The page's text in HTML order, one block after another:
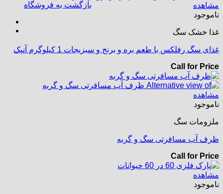
بازگشت به فروشگاه
مشاهده
ناموجود
غذا خشک سگ
غذای سگ رفلکس با طعم بره و برنج و سبزیجات 1 کیلوگرم آنپک
Call for Price
مشاهده
ناموجود
ملزومات سگ
ظرف آب مسافرتی سگ و گربه
Call for Price
مشاهده
ناموجود